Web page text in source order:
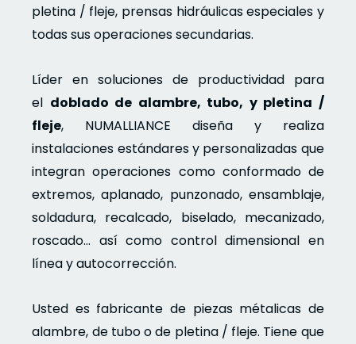
pletina / fleje, prensas hidráulicas especiales y
todas sus operaciones secundarias.
Líder en soluciones de productividad para
el doblado de alambre, tubo, y pletina /
fleje, NUMALLIANCE diseña y realiza
instalaciones estándares y personalizadas que
integran operaciones como conformado de
extremos, aplanado, punzonado, ensamblaje,
soldadura, recalcado, biselado, mecanizado,
roscado… así como control dimensional en
línea y autocorrección.
Usted es fabricante de piezas métalicas de
alambre, de tubo o de pletina / fleje. Tiene que